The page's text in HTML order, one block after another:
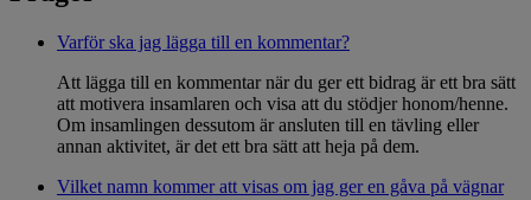
Varför ska jag lägga till en kommentar?
Att lägga till en kommentar när du ger ett bidrag är ett bra sätt
att motivera insamlaren och visa att du stödjer honom/henne.
Om insamlingen dessutom är ansluten till en tävling eller
annan aktivitet, är det ett bra sätt att heja på dem.
Vilket namn kommer att visas om jag ger en gåva på vägnar